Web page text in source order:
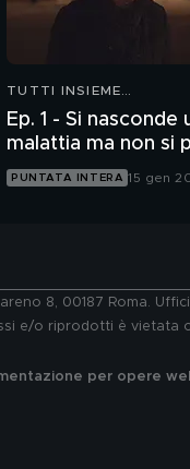
TUTTI INSIEME
Ep. 1 - Si nasconde una
malattia ma non si
nascondere la morte
PUNTATA INTERA 15 gen
8, 00187 Roma.
e/o riprodotti è
per opere